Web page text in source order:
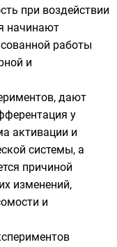
при воздействии
начинают
работы
и
дают
у
активации и
системы, а
причиной
изменений,
и